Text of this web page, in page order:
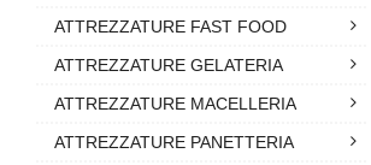
ATTREZZATURE FAST FOOD
ATTREZZATURE GELATERIA
ATTREZZATURE MACELLERIA
ATTREZZATURE PANETTERIA